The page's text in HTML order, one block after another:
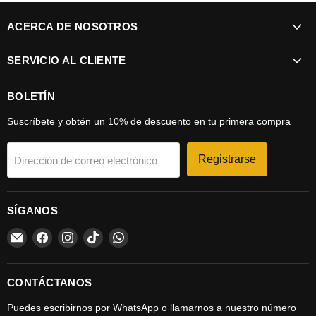
ACERCA DE NOSOTROS
SERVICIO AL CLIENTE
BOLETÍN
Suscríbete y obtén un 10% de descuento en tu primera compra
Dirección de correo electrónico Registrarse
SÍGANOS
Encuéntrenos
Correo
electrónico
Encuéntrenos
Facebook
Encuéntrenos
Instagram
Encuéntrenos
TikTok
Encuéntrenos
WhatsApp
CONTÁCTANOS
Puedes escribirnos por WhatsApp o llamarnos a nuestro número